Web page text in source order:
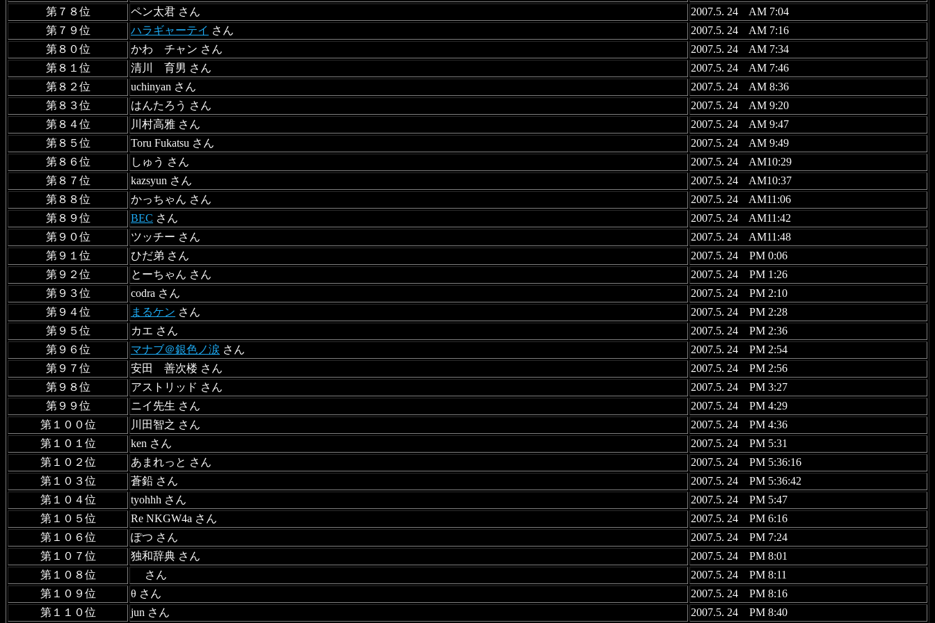
第７８位
ペン太君 さん
2007.5. 24 AM 7:04
第７９位
ハラギャーテイ さん
2007.5. 24 AM 7:16
第８０位
かわ チャン さん
2007.5. 24 AM 7:34
第８１位
清川 育男 さん
2007.5. 24 AM 7:46
第８２位
uchinyan さん
2007.5. 24 AM 8:36
第８３位
はんたろう さん
2007.5. 24 AM 9:20
第８４位
川村高雅 さん
2007.5. 24 AM 9:47
第８５位
Toru Fukatsu さん
2007.5. 24 AM 9:49
第８６位
しゅう さん
2007.5. 24 AM10:29
第８７位
kazsyun さん
2007.5. 24 AM10:37
第８８位
かっちゃん さん
2007.5. 24 AM11:06
第８９位
BEC さん
2007.5. 24 AM11:42
第９０位
ツッチー さん
2007.5. 24 AM11:48
第９１位
ひだ弟 さん
2007.5. 24 PM 0:06
第９２位
とーちゃん さん
2007.5. 24 PM 1:26
第９３位
codra さん
2007.5. 24 PM 2:10
第９４位
まるケン さん
2007.5. 24 PM 2:28
第９５位
カエ さん
2007.5. 24 PM 2:36
第９６位
マナブ＠銀色ノ涙 さん
2007.5. 24 PM 2:54
第９７位
安田 善次楼 さん
2007.5. 24 PM 2:56
第９８位
アストリッド さん
2007.5. 24 PM 3:27
第９９位
ニイ先生 さん
2007.5. 24 PM 4:29
第１００位
川田智之 さん
2007.5. 24 PM 4:36
第１０１位
ken さん
2007.5. 24 PM 5:31
第１０２位
あまれっと さん
2007.5. 24 PM 5:36:16
第１０３位
蒼鉛 さん
2007.5. 24 PM 5:36:42
第１０４位
tyohhh さん
2007.5. 24 PM 5:47
第１０５位
Re NKGW4a さん
2007.5. 24 PM 6:16
第１０６位
ぽつ さん
2007.5. 24 PM 7:24
第１０７位
独和辞典 さん
2007.5. 24 PM 8:01
第１０８位
さん
2007.5. 24 PM 8:11
第１０９位
θ さん
2007.5. 24 PM 8:16
第１１０位
jun さん 2007.5. 24 PM 8:40